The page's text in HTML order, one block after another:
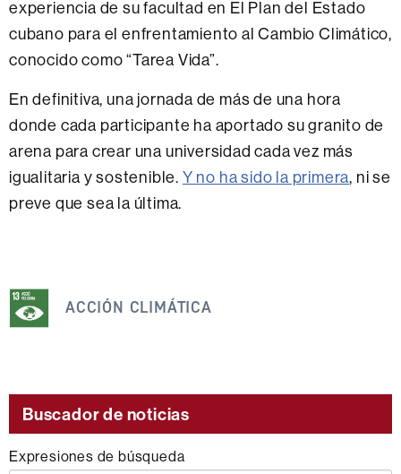
experiencia de su facultad en El Plan del Estado
cubano para el enfrentamiento al Cambio Climático,
conocido como “Tarea Vida”.
En definitiva, una jornada de más de una hora
donde cada participante ha aportado su granito de
arena para crear una universidad cada vez más
igualitaria y sostenible. Y no ha sido la primera, ni se
preve que sea la última.
noticia
se
de
los
siguientes
ACCIÓN CLIMÁTICA
Buscador de noticias
Expresiones de búsqueda